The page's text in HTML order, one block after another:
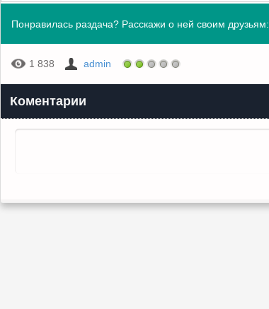
Понравилась раздача? Расскажи о ней своим друзьям:
1 838 admin
Коментарии